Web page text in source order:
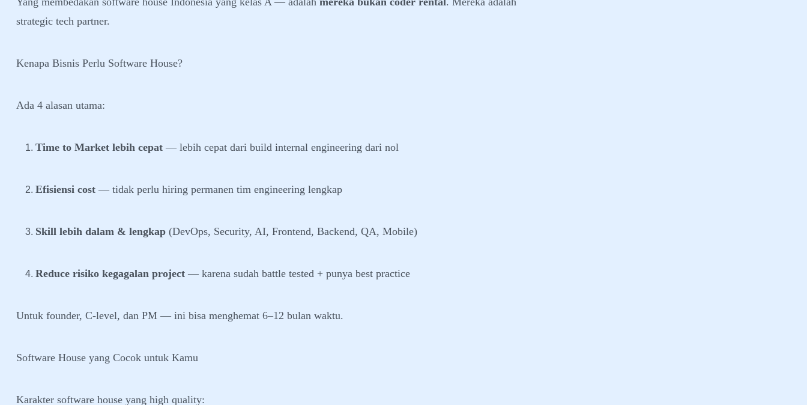
strategic tech partner.
Kenapa Bisnis Perlu Software House?
Ada 4 alasan utama:
Time to Market lebih cepat — lebih cepat dari build internal engineering dari nol
Efisiensi cost — tidak perlu hiring permanen tim engineering lengkap
Skill lebih dalam & lengkap (DevOps, Security, AI, Frontend, Backend, QA, Mobile)
Reduce risiko kegagalan project — karena sudah battle tested + punya best practice
Untuk founder, C-level, dan PM — ini bisa menghemat 6–12 bulan waktu.
Software House yang Cocok untuk Kamu
Karakter software house yang high quality: